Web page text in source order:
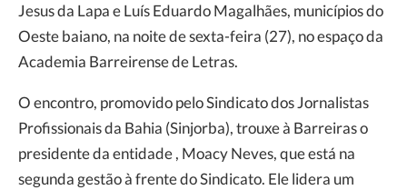
Jesus da Lapa e Luís Eduardo Magalhães, municípios do
Oeste baiano, na noite de sexta-feira (27), no espaço da
Academia Barreirense de Letras.
O encontro, promovido pelo Sindicato dos Jornalistas
Profissionais da Bahia (Sinjorba), trouxe à Barreiras o
presidente da entidade , Moacy Neves, que está na
segunda gestão à frente do Sindicato. Ele lidera um